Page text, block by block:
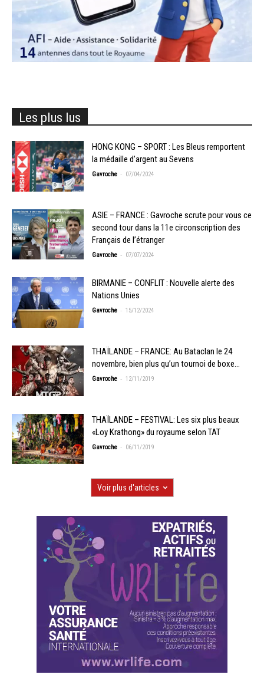
Les plus lus
HONG KONG – SPORT : Les Bleus remportent
la médaille d’argent au Sevens
Gavroche - 07/04/2024
ASIE – FRANCE : Gavroche scrute pour vous ce
second tour dans la 11e circonscription des
Français de l’étranger
Gavroche - 07/07/2024
BIRMANIE – CONFLIT : Nouvelle alerte des
Nations Unies
Gavroche - 15/12/2024
THAÏLANDE – FRANCE: Au Bataclan le 24
novembre, bien plus qu’un tournoi de boxe…
Gavroche - 12/11/2019
THAÏLANDE – FESTIVAL: Les six plus beaux
«Loy Krathong» du royaume selon TAT
Gavroche - 06/11/2019
Voir plus d'articles